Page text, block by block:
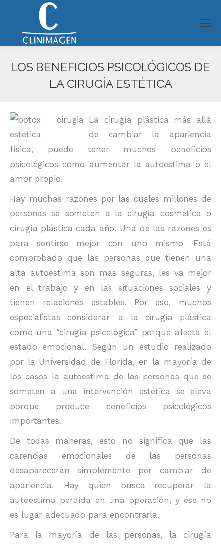
LOS BENEFICIOS PSICOLÓGICOS DE
LA CIRUGÍA ESTÉTICA
La cirugía plástica más allá
de cambiar la apariencia
física, puede tener muchos beneficios
psicológicos como aumentar la autoestima o el
amor propio.
Hay muchas razones por las cuales millones de
personas se someten a la cirugía cosmética o
cirugía plástica cada año. Una de las razones es
para sentirse mejor con uno mismo. Está
comprobado que las personas que tienen una
alta autoestima son más seguras, les va mejor
en el trabajo y en las situaciones sociales y
tienen relaciones estables. Por eso, muchos
especialistas consideran a la cirugía plástica
como una “cirugía psicológica” porque afecta el
estado emocional. Según un estudio realizado
por la Universidad de Florida, en la mayoría de
los casos la autoestima de las personas que se
someten a una intervención estética se eleva
porque produce beneficios psicológicos
importantes.
De todas maneras, esto no significa que las
carencias emocionales de las personas
desaparecerán simplemente por cambiar de
apariencia. Hay quien busca recuperar la
autoestima perdida en una operación, y ése no
es lugar adecuado para encontrarla.
Para la mayoría de las personas, la cirugía